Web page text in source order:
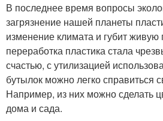
В последнее время вопросы
загрязнение нашей планеты
изменение климата и губит живую
переработка пластика стала
счастью, с утилизацией
бутылок можно легко справиться
Например, из них можно сделать
дома и сада.